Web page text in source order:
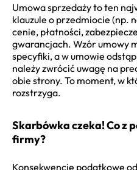
Umowa sprzedaży to ten
klauzule o przedmiocie (np.
cenie, płatności,
gwarancjach. Wzór umowy
specyfiki, a w umowie
należy zwrócić uwagę na
obie strony. To moment, w
rozstrzyga.
Skarbówka czeka! Co z
firmy?
Konsekwencje podatkowe